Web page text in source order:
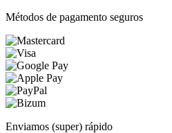
Métodos de pagamento seguros
Enviamos (super) rápido